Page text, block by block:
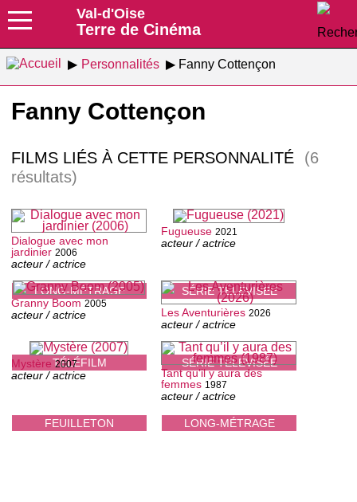
Val-d'Oise
Terre de Cinéma
Personnalités Fanny Cottençon
Fanny Cottençon
FILMS LIÉS À CETTE PERSONNALITÉ
(6
résultats)
LONG-MÉTRAGE
Dialogue avec mon
jardinier 2006
acteur / actrice
SÉRIE TÉLÉVISÉE
Fugueuse 2021
acteur / actrice
TÉLÉFILM
Granny Boom 2005
acteur / actrice
SÉRIE TÉLÉVISÉE
Les Aventurières 2026
acteur / actrice
FEUILLETON
Mystère 2007
acteur / actrice
LONG-MÉTRAGE
Tant qu’il y aura des
femmes 1987
acteur / actrice